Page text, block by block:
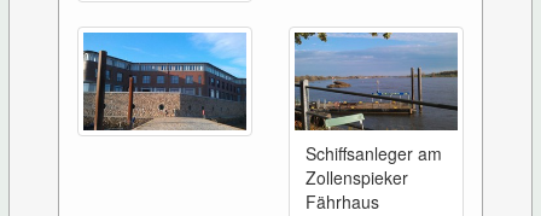
Schiffsanleger am
Zollenspieker
Fährhaus